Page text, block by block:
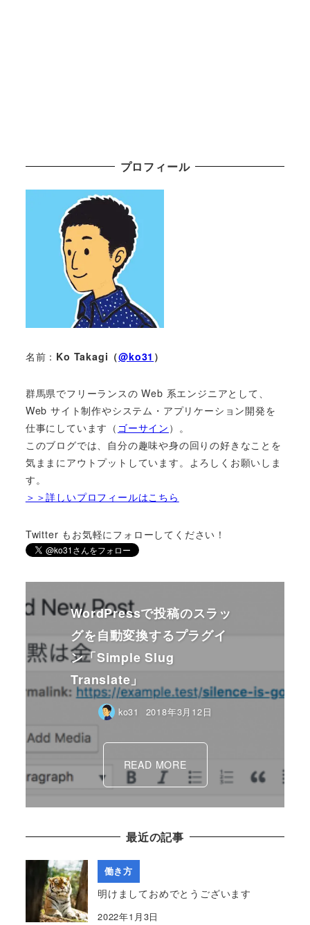
プロフィール
名前： Ko Takagi（@ko31 ）
群馬県でフリーランスの Web 系エンジニアとして、
Web サイト制作やシステム・アプリケーション開発を
仕事にしています（ ゴーサイン ）。
このブログでは、自分の趣味や身の回りの好きなことを
気ままにアウトプットしています。よろしくお願いしま
す。
＞＞詳しいプロフィールはこちら
Twitter もお気軽にフォローしてください！
WordPressで投稿のスラッ
グを自動変換するプラグイ
ン「Simple Slug
Translate」
ko31 2018年3月12日
READ MORE
最近の記事
働き方
明けましておめでとうございます
2022年1月3日